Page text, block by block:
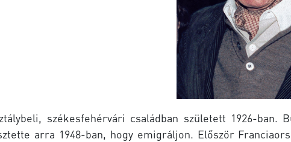
székesfehérvári családban született 1926-
arra 1948-ban, hogy emigráljon. Először